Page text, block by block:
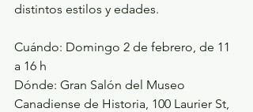
distintos estilos y edades.
Cuándo: Domingo 2 de febrero, de 11
a 16 h
Dónde: Gran Salón del Museo
Canadiense de Historia, 100 Laurier St,